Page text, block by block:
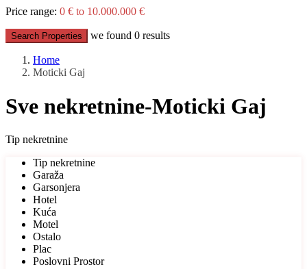
Price range: 0 € to 10.000.000 €
Search Properties we found 0 results
Home
Moticki Gaj
Sve nekretnine-Moticki Gaj
Tip nekretnine
Tip nekretnine
Garaža
Garsonjera
Hotel
Kuća
Motel
Ostalo
Plac
Poslovni Prostor